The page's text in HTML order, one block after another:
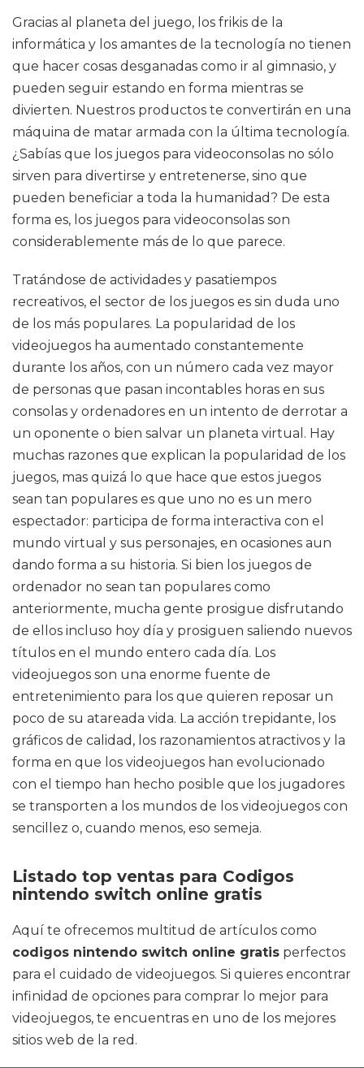
Gracias al planeta del juego, los frikis de la
informática y los amantes de la tecnología no tienen
que hacer cosas desganadas como ir al gimnasio, y
pueden seguir estando en forma mientras se
divierten. Nuestros productos te convertirán en una
máquina de matar armada con la última tecnología.
¿Sabías que los juegos para videoconsolas no sólo
sirven para divertirse y entretenerse, sino que
pueden beneficiar a toda la humanidad? De esta
forma es, los juegos para videoconsolas son
considerablemente más de lo que parece.
Tratándose de actividades y pasatiempos
recreativos, el sector de los juegos es sin duda uno
de los más populares. La popularidad de los
videojuegos ha aumentado constantemente
durante los años, con un número cada vez mayor
de personas que pasan incontables horas en sus
consolas y ordenadores en un intento de derrotar a
un oponente o bien salvar un planeta virtual. Hay
muchas razones que explican la popularidad de los
juegos, mas quizá lo que hace que estos juegos
sean tan populares es que uno no es un mero
espectador: participa de forma interactiva con el
mundo virtual y sus personajes, en ocasiones aun
dando forma a su historia. Si bien los juegos de
ordenador no sean tan populares como
anteriormente, mucha gente prosigue disfrutando
de ellos incluso hoy día y prosiguen saliendo nuevos
títulos en el mundo entero cada día. Los
videojuegos son una enorme fuente de
entretenimiento para los que quieren reposar un
poco de su atareada vida. La acción trepidante, los
gráficos de calidad, los razonamientos atractivos y la
forma en que los videojuegos han evolucionado
con el tiempo han hecho posible que los jugadores
se transporten a los mundos de los videojuegos con
sencillez o, cuando menos, eso semeja.
Listado top ventas para Codigos
nintendo switch online gratis
Aquí te ofrecemos multitud de artículos como
codigos nintendo switch online gratis perfectos
para el cuidado de videojuegos. Si quieres encontrar
infinidad de opciones para comprar lo mejor para
videojuegos, te encuentras en uno de los mejores
sitios web de la red.